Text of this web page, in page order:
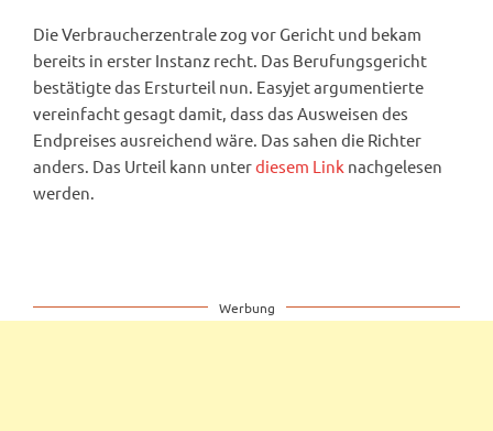
Die Verbraucherzentrale zog vor Gericht und bekam
bereits in erster Instanz recht. Das Berufungsgericht
bestätigte das Ersturteil nun. Easyjet argumentierte
vereinfacht gesagt damit, dass das Ausweisen des
Endpreises ausreichend wäre. Das sahen die Richter
anders. Das Urteil kann unterdiesem Link nachgelesen
werden.
Werbung